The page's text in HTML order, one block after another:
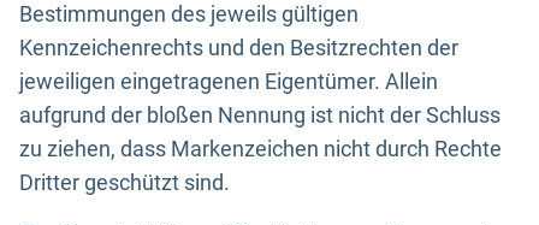
Bestimmungen des jeweils gültigen
Kennzeichenrechts und den Besitzrechten der
jeweiligen eingetragenen Eigentümer. Allein
aufgrund der bloßen Nennung ist nicht der Schluss
zu ziehen, dass Markenzeichen nicht durch Rechte
Dritter geschützt sind.